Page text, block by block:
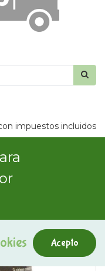
impuestos incluidos
Acepto